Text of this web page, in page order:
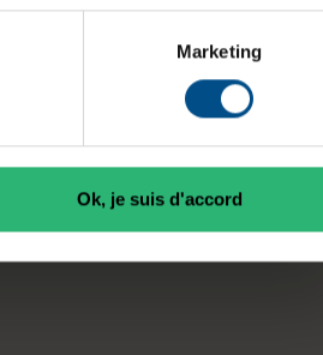
Marketing
Ok, je suis d'accord